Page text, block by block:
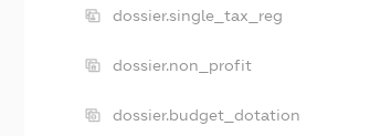
dossier.single_tax_reg
dossier.non_profit
dossier.budget_dotation